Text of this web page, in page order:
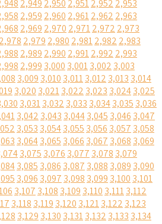
2,949 2,950 2,9512,952 2,953
2,959 2,960 2,9612,962 2,963
2,969 2,970 2,9712,972 2,973
2,978 2,979 2,980 2,9812,982 2,983
2,989 2,990 2,9912,992 2,993
2,999 3,000 3,0013,002 3,003
3,009 3,010 3,0113,012 3,013 3,014
3,020 3,0213,022 3,023 3,0243,025
3,0313,032 3,033 3,0343,035 3,036
3,042 3,043 3,0443,045 3,046 3,047
3,053 3,0543,055 3,056 3,057 3,058
3,0643,065 3,066 3,067 3,068 3,069
3,075 3,076 3,077 3,078 3,079
3,085 3,086 3,087 3,088 3,089 3,090
3,096 3,097 3,098 3,099 3,100 3,101
3,107 3,108 3,109 3,110 3,1113,112
3,118 3,119 3,120 3,1213,122 3,123
3,129 3,130 3,1313,132 3,133 3,134